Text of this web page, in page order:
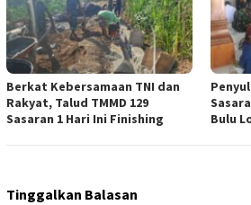
Berkat Kebersamaan TNI dan
Rakyat, Talud TMMD 129
Sasaran 1 Hari Ini Finishing
Bulu
Tinggalkan Balasan